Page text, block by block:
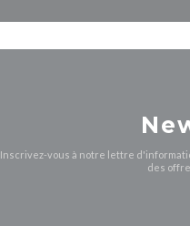
Inscrivez-vous à notre lettre
des